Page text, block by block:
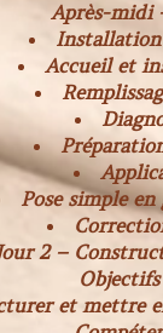
Après-midi
Accueil et
Pose simple
2 –
et mettre